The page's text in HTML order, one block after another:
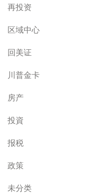
再投资
区域中心
回美证
川普金卡
房产
投資
报税
政策
未分类